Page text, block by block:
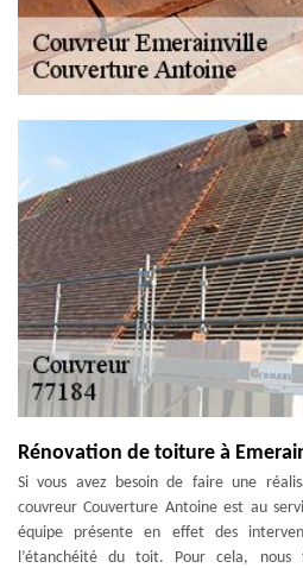
Rénovation de toiture à
Si vous avez besoin de faire une
couvreur Couverture Antoine est au
équipe présente en effet des
l’étanchéité du toit. Pour cela, nous